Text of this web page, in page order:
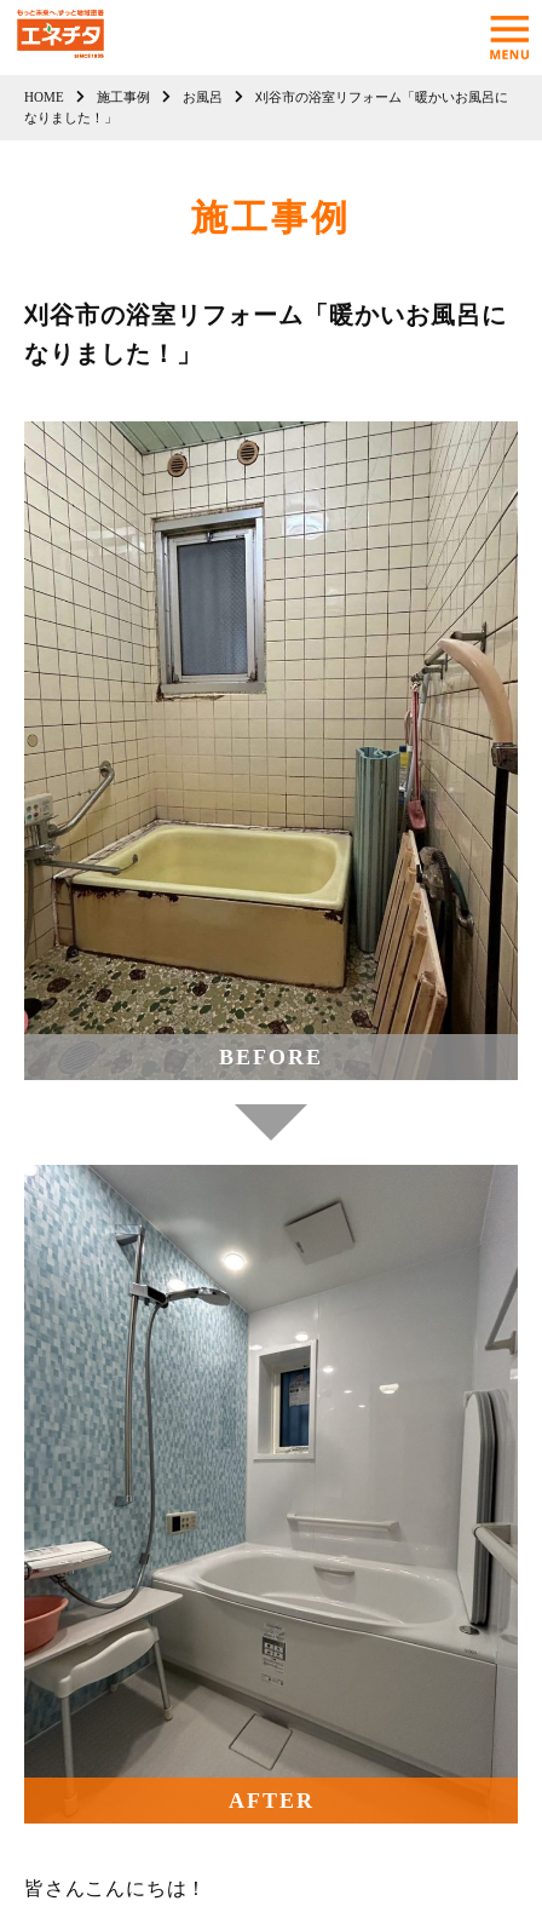
HOME 施工事例 お風呂
刈谷市の浴室リフォーム「暖かいお風呂に
なりました！」
施工事例
刈谷市の浴室リフォーム「暖かいお風呂に
なりました！」
BEFORE
AFTER
皆さんこんにちは！